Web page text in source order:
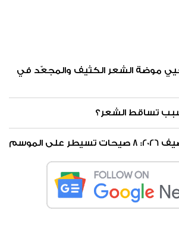
موضة الشعر الكثيف والمجعّد في
تساقط الشعر؟
الموسم